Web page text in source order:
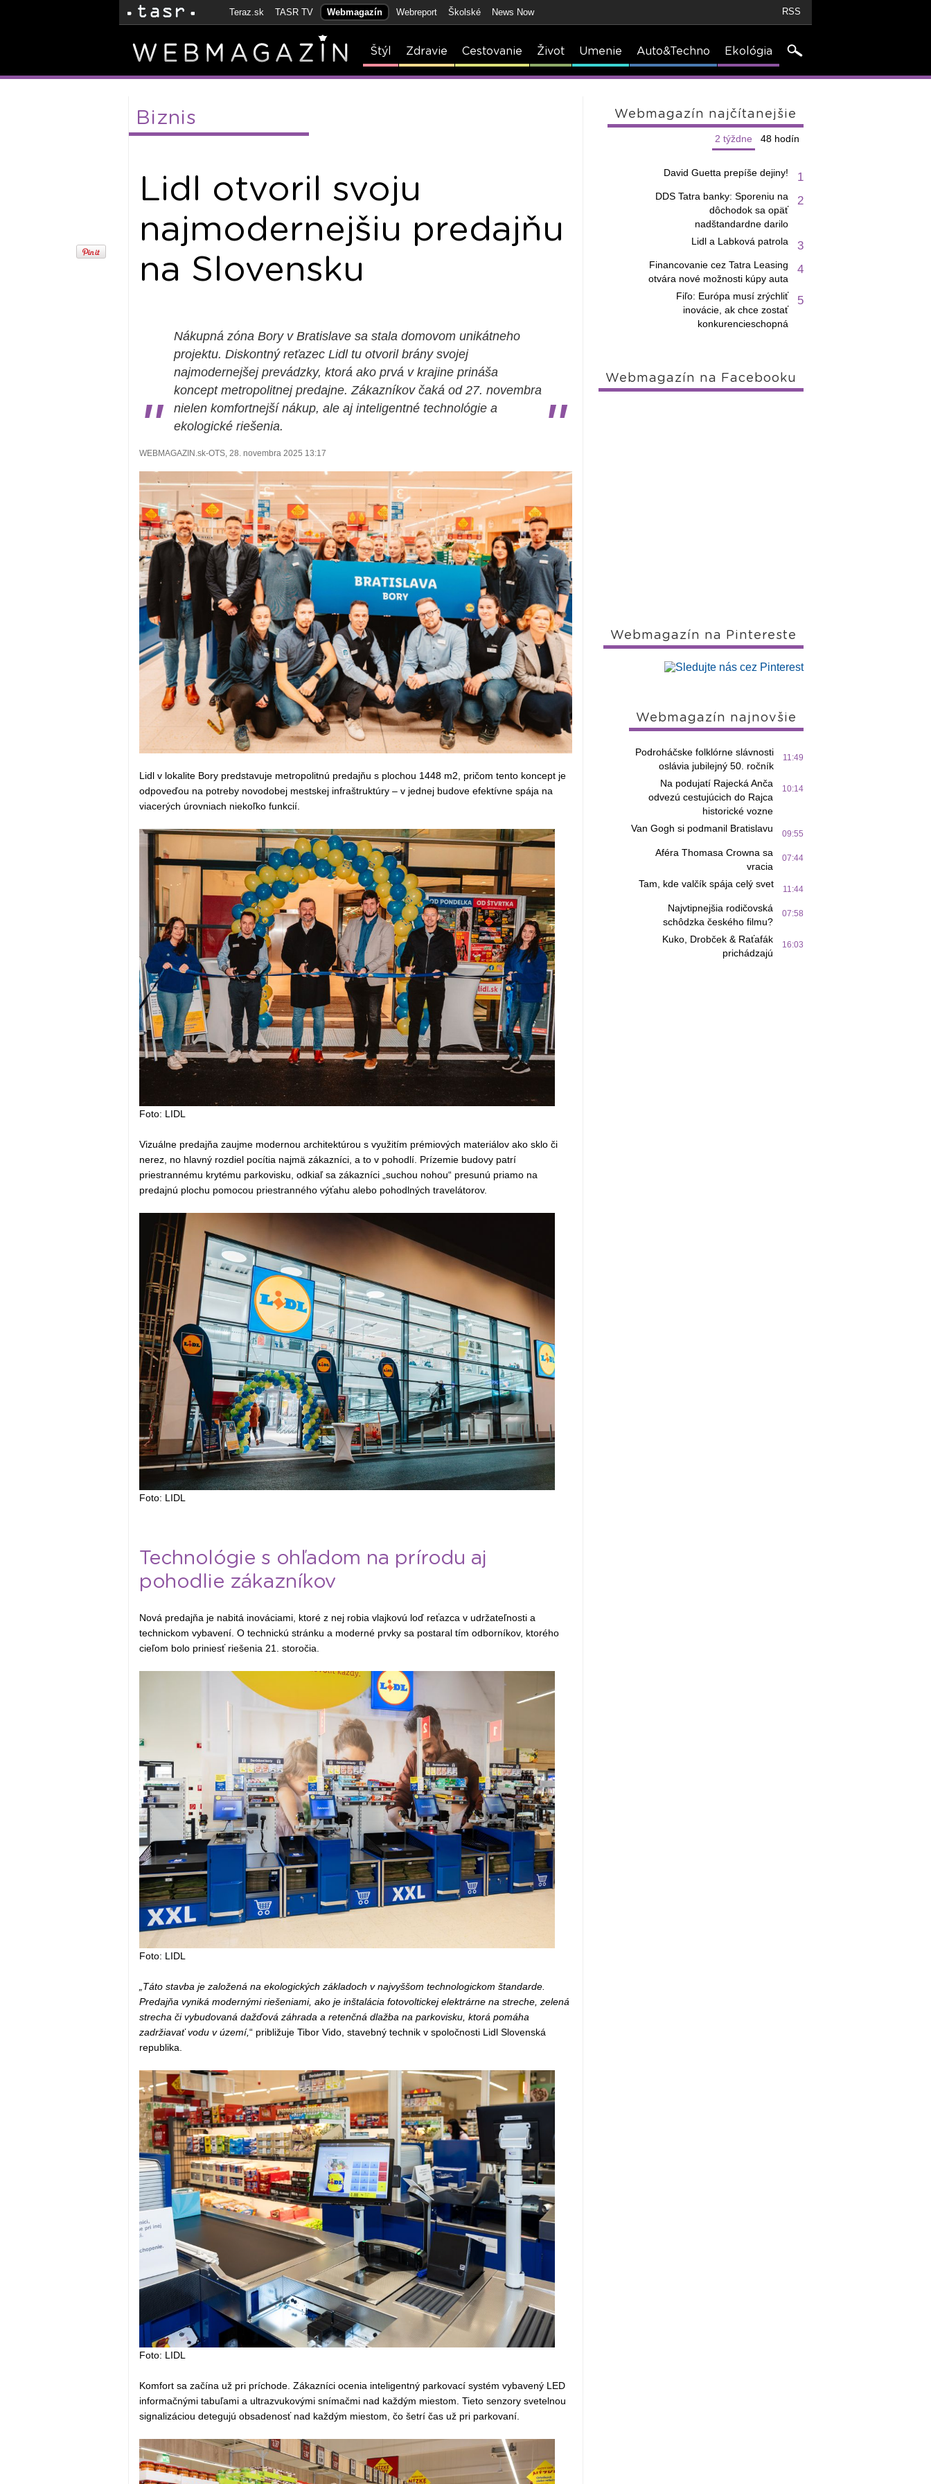
Teraz.sk TASR TV Webmagazín Webreport Školské News Now RSS
Štýl Zdravie Cestovanie Život Umenie Auto&Techno Ekológia
Biznis
Lidl otvoril svoju
najmodernejšiu predajňu
na Slovensku
"
Nákupná zóna Bory v Bratislave sa stala domovom unikátneho
projektu. Diskontný reťazec Lidl tu otvoril brány svojej
najmodernejšej prevádzky, ktorá ako prvá v krajine prináša
koncept metropolitnej predajne. Zákazníkov čaká od 27. novembra
nielen komfortnejší nákup, ale aj inteligentné technológie a
ekologické riešenia.
"
WEBMAGAZIN.sk-OTS, 28. novembra 2025 13:17
Lidl v lokalite Bory predstavuje metropolitnú predajňu s plochou 1448 m2, pričom tento koncept je
odpoveďou na potreby novodobej mestskej infraštruktúry – v jednej budove efektívne spája na
viacerých úrovniach niekoľko funkcií.
Foto: LIDL
Vizuálne predajňa zaujme modernou architektúrou s využitím prémiových materiálov ako sklo či
nerez, no hlavný rozdiel pocítia najmä zákazníci, a to v pohodlí. Prízemie budovy patrí
priestrannému krytému parkovisku, odkiaľ sa zákazníci „suchou nohou“ presunú priamo na
predajnú plochu pomocou priestranného výťahu alebo pohodlných travelátorov.
Foto: LIDL
Technológie s ohľadom na prírodu aj
pohodlie zákazníkov
Nová predajňa je nabitá inováciami, ktoré z nej robia vlajkovú loď reťazca v udržateľnosti a
technickom vybavení. O technickú stránku a moderné prvky sa postaral tím odborníkov, ktorého
cieľom bolo priniesť riešenia 21. storočia.
Foto: LIDL
„Táto stavba je založená na ekologických základoch v najvyššom technologickom štandarde.
Predajňa vyniká modernými riešeniami, ako je inštalácia fotovoltickej elektrárne na streche, zelená
strecha či vybudovaná dažďová záhrada a retenčná dlažba na parkovisku, ktorá pomáha
zadržiavať vodu v území,“ približuje Tibor Vido, stavebný technik v spoločnosti Lidl Slovenská
republika.
Foto: LIDL
Komfort sa začína už pri príchode. Zákazníci ocenia inteligentný parkovací systém vybavený LED
informačnými tabuľami a ultrazvukovými snímačmi nad každým miestom. Tieto senzory svetelnou
signalizáciou detegujú obsadenosť nad každým miestom, čo šetrí čas už pri parkovaní.
Webmagazín najčítanejšie
48 hodín
2 týždne
1
David Guetta prepíše dejiny!
2
DDS Tatra banky: Sporeniu na
dôchodok sa opäť
nadštandardne darilo
3
Lidl a Labková patrola
4
Financovanie cez Tatra Leasing
otvára nové možnosti kúpy auta
5
Fiľo: Európa musí zrýchliť
inovácie, ak chce zostať
konkurencieschopná
Webmagazín na Facebooku
Webmagazín na Pintereste
Webmagazín najnovšie
11:49
Podroháčske folklórne slávnosti
oslávia jubilejný 50. ročník
10:14
Na podujatí Rajecká Anča
odvezú cestujúcich do Rajca
historické vozne
09:55
Van Gogh si podmanil Bratislavu
07:44
Aféra Thomasa Crowna sa
vracia
11:44
Tam, kde valčík spája celý svet
07:58
Najvtipnejšia rodičovská
schôdzka českého filmu?
16:03
Kuko, Drobček & Raťafák
prichádzajú